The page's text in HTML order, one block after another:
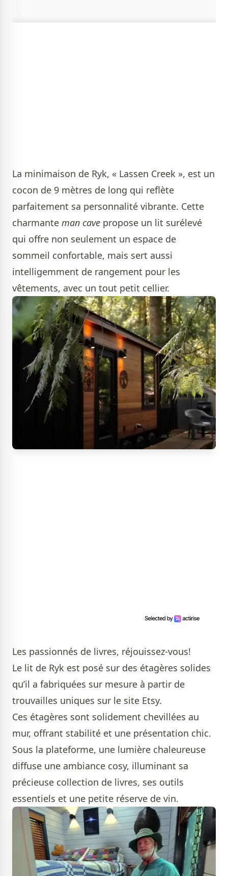
La minimaison de Ryk, « Lassen Creek », est un
cocon de 9 mètres de long qui reflète
parfaitement sa personnalité vibrante. Cette
charmante man cave propose un lit surélevé
qui offre non seulement un espace de
sommeil confortable, mais sert aussi
intelligemment de rangement pour les
vêtements, avec un tout petit cellier.
Les passionnés de livres, réjouissez-vous!
Le lit de Ryk est posé sur des étagères solides
qu’il a fabriquées sur mesure à partir de
trouvailles uniques sur le site Etsy.
Ces étagères sont solidement chevillées au
mur, offrant stabilité et une présentation chic.
Sous la plateforme, une lumière chaleureuse
diffuse une ambiance cosy, illuminant sa
précieuse collection de livres, ses outils
essentiels et une petite réserve de vin.